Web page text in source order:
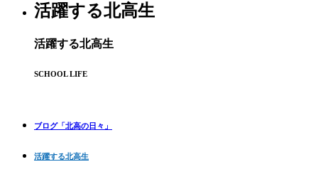
活躍する北高生
活躍する北高生
SCHOOL LIFE
ブログ「北高の日々」
活躍する北高生